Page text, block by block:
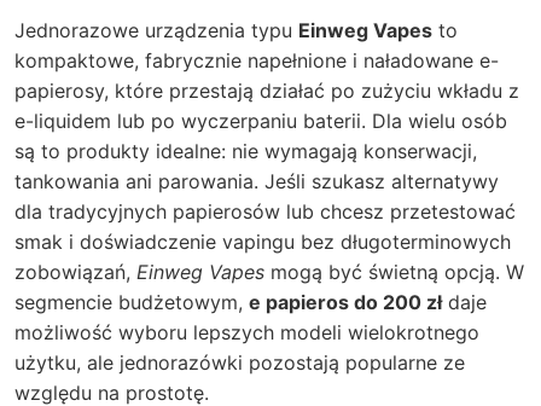
Jednorazowe urządzenia typu Einweg Vapes to
kompaktowe, fabrycznie napełnione i naładowane e-
papierosy, które przestają działać po zużyciu wkładu z
e-liquidem lub po wyczerpaniu baterii. Dla wielu osób
są to produkty idealne: nie wymagają konserwacji,
tankowania ani parowania. Jeśli szukasz alternatywy
dla tradycyjnych papierosów lub chcesz przetestować
smak i doświadczenie vapingu bez długoterminowych
zobowiązań, Einweg Vapes mogą być świetną opcją. W
segmencie budżetowym, e papieros do 200 złdaje
możliwość wyboru lepszych modeli wielokrotnego
użytku, ale jednorazówki pozostają popularne ze
względu na prostotę.